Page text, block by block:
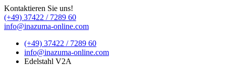
Kontaktieren Sie uns!
(+49) 37422 / 7289 60
info@inazuma-online.com
(+49) 37422 / 7289 60
info@inazuma-online.com
Edelstahl V2A